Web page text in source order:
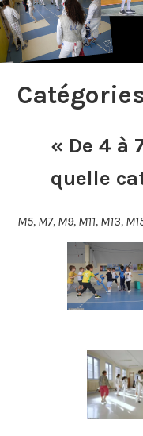
« De 4 à
quelle
M5, M7, M9, M11, M13,